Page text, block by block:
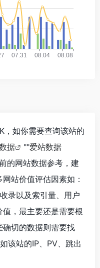
，如你需要查询该站的
据 ""爱站数据
的网站数据参考，建
站价值评估因素如：
录以及索引量、用户
，最主要还是需要根
切的数据则需要找
该站的IP、PV、跳出